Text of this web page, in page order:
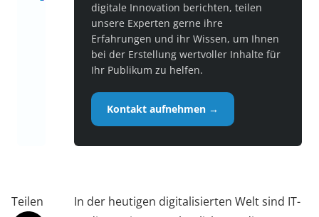
digitale Innovation berichten, teilen
unsere Experten gerne ihre
Erfahrungen und ihr Wissen, um Ihnen
bei der Erstellung wertvoller Inhalte für
Ihr Publikum zu helfen.
Kontakt aufnehmen →
Teilen
In der heutigen digitalisierten Welt sind IT-